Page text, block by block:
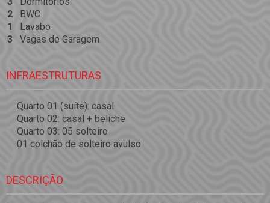
2
BWC
1
Lavabo
3
Vagas de Garagem
INFRAESTRUTURAS
Quarto 01 (suíte): casal
Quarto 02: casal + beliche
Quarto 03: 05 solteiro
01 colchão de solteiro avulso
DESCRIÇÃO